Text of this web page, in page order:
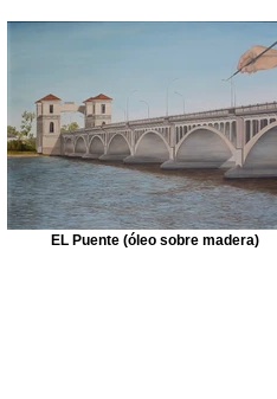
EL Puente (óleo sobre madera)